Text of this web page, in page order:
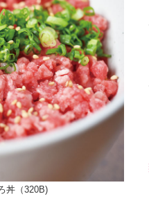
丼（320B)